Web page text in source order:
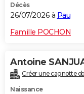
Décès
26/07/2026 à Pau
Famille POCHON
Antoine
Créer une cagnotte
Naissance